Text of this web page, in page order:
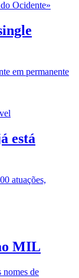
em permanente
está
atuações,
MIL
nomes de